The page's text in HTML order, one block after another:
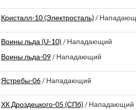
Кристалл-10 (Электросталь) /
Воины льда (U-10) / Нападающий
Воины льда-09 / Нападающий
Ястребы-06 / Нападающий
ХК Дроздецкого-05 (СПб) / Нападающий